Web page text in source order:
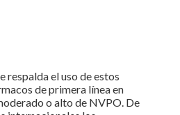
respalda el uso de estos
de primera línea en
o alto de NVPO. De